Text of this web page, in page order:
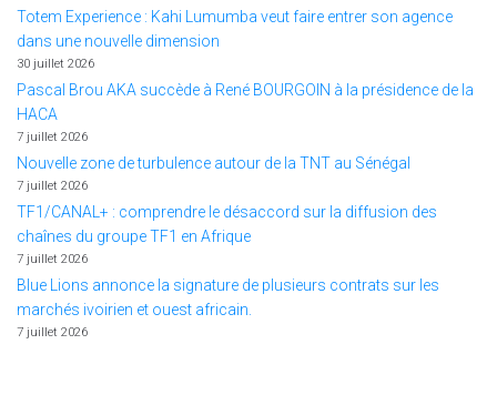
Totem Experience : Kahi Lumumba veut faire entrer son agence
dans une nouvelle dimension
30 juillet 2026
Pascal Brou AKA succède à René BOURGOIN à la présidence de la
HACA
7 juillet 2026
Nouvelle zone de turbulence autour de la TNT au Sénégal
7 juillet 2026
TF1/CANAL+ : comprendre le désaccord sur la diffusion des
chaînes du groupe TF1 en Afrique
7 juillet 2026
Blue Lions annonce la signature de plusieurs contrats sur les
marchés ivoirien et ouest africain.
7 juillet 2026